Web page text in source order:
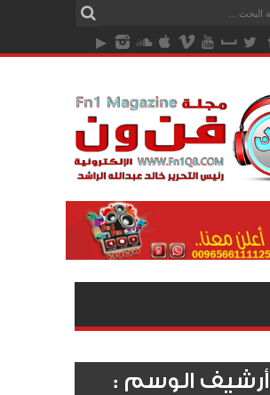
أرشيف الوسم :